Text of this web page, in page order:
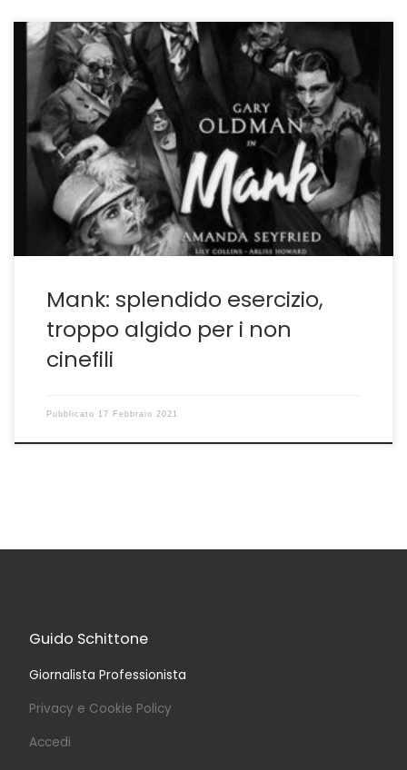
Un film tutto e il suo contrario Arriva il giorno in cui il fim
che stai guardando è di difficile definizione. Ci rifletti, ci
ragioni sopra, confronti le tue esperienze e poi concludi
che Mank di David Fincher è tutto e il suo contrario,
bellissimo e noioso, divertente e scontato, […]
Mank: splendido esercizio,
troppo algido per i non
cinefili
Pubblicato 17 Febbraio 2021
Guido Schittone
Giornalista Professionista
Privacy e Cookie Policy
Accedi